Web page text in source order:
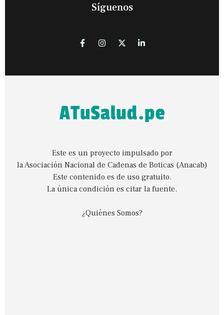
Síguenos
Este es un proyecto impulsado por
la Asociación Nacional de Cadenas de Boticas (Anacab)
Este contenido es de uso gratuito.
La única condición es citar la fuente.
¿Quiénes Somos?